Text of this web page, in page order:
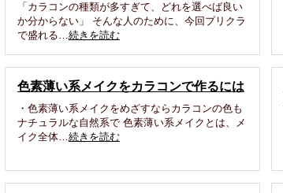
「カラコンの種類が多すぎて、どれを選べば良い
か分からない」 そんな人のために、今回プリクラ
で盛れる…続きを読む
色素薄い系メイクをカラコンで作るには
・色素薄い系メイクをめざすならカラコンの色も
ナチュラルな自然系で 色素薄い系メイクとは、メ
イク全体…続きを読む